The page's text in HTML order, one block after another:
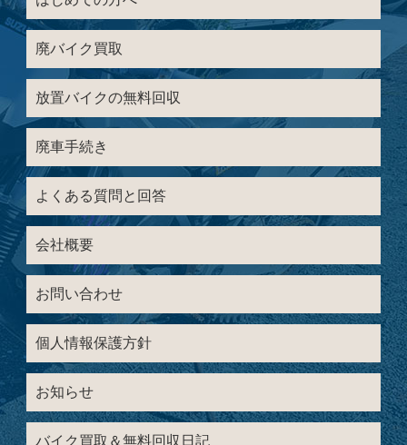
廃バイク買取
放置バイクの無料回収
廃車手続き
よくある質問と回答
会社概要
お問い合わせ
個人情報保護方針
お知らせ
バイク買取＆無料回収日記